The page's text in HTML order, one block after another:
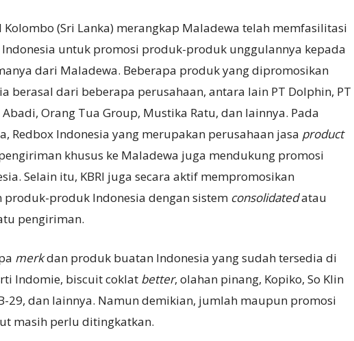
Kolombo (Sri Lanka) merangkap Maladewa telah memfasilitasi
untuk promosi produk-produk unggulannya kepada
dari Maladewa. Beberapa produk yang dipromosikan
berasal dari beberapa perusahaan, antara lain PT Dolphin, PT
Orang Tua Group, Mustika Ratu, dan lainnya. Pada
Redbox Indonesia yang merupakan perusahaan jasa product
khusus ke Maladewa juga mendukung promosi
Selain itu, KBRI juga secara aktif mempromosikan
produk-produk Indonesia dengan sistem consolidatedatau
pengiriman.
merkdan produk buatan Indonesia yang sudah tersedia di
Indomie, biscuit coklat better, olahan pinang, Kopiko, So Klin
29, dan lainnya. Namun demikian, jumlah maupun promosi
masih perlu ditingkatkan.